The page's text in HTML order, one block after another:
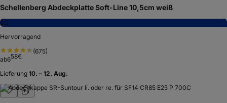
Schellenberg Abdeckplatte Soft-Line 10,5cm weiß
8,2
Hervorragend
(675)
ab658€
Lieferung 10. – 12. Aug.